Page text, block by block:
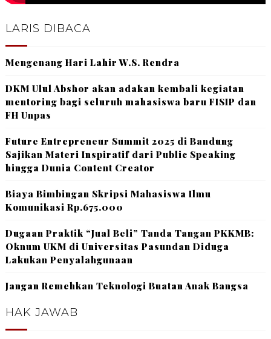
LARIS DIBACA
Mengenang Hari Lahir W.S. Rendra
DKM Ulul Abshor akan adakan kembali kegiatan
mentoring bagi seluruh mahasiswa baru FISIP dan
FH Unpas
Future Entrepreneur Summit 2025 di Bandung
Sajikan Materi Inspiratif dari Public Speaking
hingga Dunia Content Creator
Biaya Bimbingan Skripsi Mahasiswa Ilmu
Komunikasi Rp.675.000
Dugaan Praktik “Jual Beli” Tanda Tangan PKKMB:
Oknum UKM di Universitas Pasundan Diduga
Lakukan Penyalahgunaan
Jangan Remehkan Teknologi Buatan Anak Bangsa
HAK JAWAB